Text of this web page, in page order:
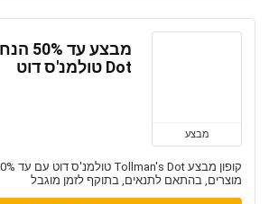
מבצע
Dot טולמנ'ס דוט
מוצרים, בהתאם לתנאים, בתוקף לזמן מוגבל